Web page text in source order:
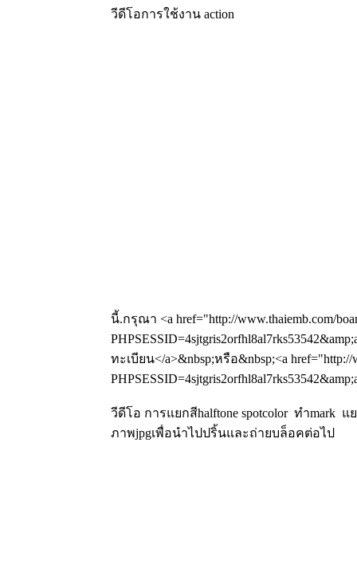
วีดีโอการใช้งาน action
นี้.กรุณา <a href="http://www.thaiemb.com/
ทะเบียน</a>&nbsp;หรือ&nbsp;<a href="http://
วีดีโอ การแยกสีhalftone spotcolor ทำmark
ภาพjpgเพื่อนำไปปริ้นและถ่ายบล็อคต่อไป